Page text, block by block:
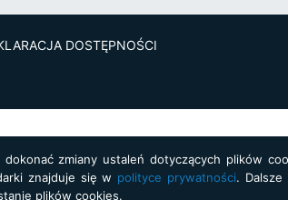
DOSTĘPNOŚCI
zmiany ustaleń dotyczących plików
znajduje się w polityce prywatności.
plików cookies.